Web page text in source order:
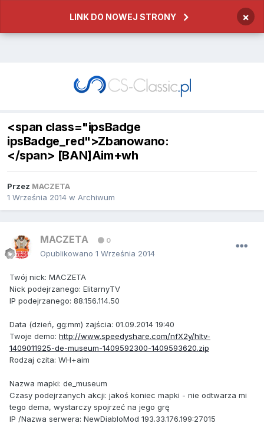
LINK DO NOWEJ STRONY ×
<span class="ipsBadge
ipsBadge_red">Zbanowano:
</span> [BAN]Aim+wh
Przez MACZETA
1 Września 2014 w Archiwum
MACZETA 0
Opublikowano 1 Września 2014
Twój nick: MACZETA
Nick podejrzanego: ElitarnyTV
IP podejrzanego: 88.156.114.50
Data (dzień, gg:mm) zajścia: 01.09.2014 19:40
Twoje demo: http://www.speedyshare.com/nfX2y/hltv-
1409011925-de-museum-1409592300-1409593620.zip
Rodzaj czita: WH+aim
Nazwa mapki: de_museum
Czasy podejrzanych akcji: jakoś koniec mapki - nie odtwarza mi
tego dema, wystarczy spojrzeć na jego grę
IP /Nazwa serwera: NewDiabloMod 193.33.176.199:27015